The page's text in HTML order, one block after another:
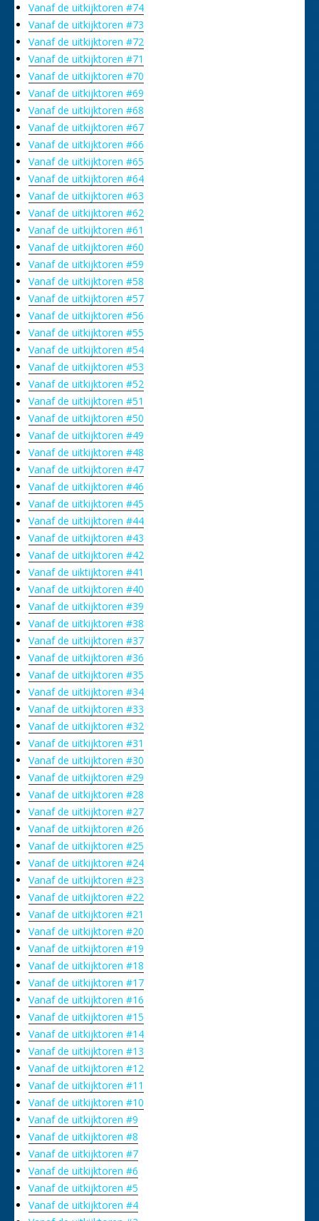
Vanaf de uitkijktoren #74
Vanaf de uitkijktoren #73
Vanaf de uitkijktoren #72
Vanaf de uitkijktoren #71
Vanaf de uitkijktoren #70
Vanaf de uitkijktoren #69
Vanaf de uitkijktoren #68
Vanaf de uitkijktoren #67
Vanaf de uitkijktoren #66
Vanaf de uitkijktoren #65
Vanaf de uitkijktoren #64
Vanaf de uitkijktoren #63
Vanaf de uitkijktoren #62
Vanaf de uitkijktoren #61
Vanaf de uitkijktoren #60
Vanaf de uitkijktoren #59
Vanaf de uitkijktoren #58
Vanaf de uitkijktoren #57
Vanaf de uitkijktoren #56
Vanaf de uitkijktoren #55
Vanaf de uitkijktoren #54
Vanaf de uitkijktoren #53
Vanaf de uitkijktoren #52
Vanaf de uitkijktoren #51
Vanaf de uitkijktoren #50
Vanaf de uitkijktoren #49
Vanaf de uitkijktoren #48
Vanaf de uitkijktoren #47
Vanaf de uitkijktoren #46
Vanaf de uitkijktoren #45
Vanaf de uitkijktoren #44
Vanaf de uitkijktoren #43
Vanaf de uitkijktoren #42
Vanaf de uiktijktoren #41
Vanaf de uitkijktoren #40
Vanaf de uitkijktoren #39
Vanaf de uitkijktoren #38
Vanaf de uitkijktoren #37
Vanaf de uitkijktoren #36
Vanaf de uitkijktoren #35
Vanaf de uitkijktoren #34
Vanaf de uitkijktoren #33
Vanaf de uitkijktoren #32
Vanaf de uitkijktoren #31
Vanaf de uitkijktoren #30
Vanaf de uitkijktoren #29
Vanaf de uitkijktoren #28
Vanaf de uitkijktoren #27
Vanaf de uitkijktoren #26
Vanaf de uitkijktoren #25
Vanaf de uitkijktoren #24
Vanaf de uitkijktoren #23
Vanaf de uitkijktoren #22
Vanaf de uitkijktoren #21
Vanaf de uitkijktoren #20
Vanaf de uitkijktoren #19
Vanaf de uitkijktoren #18
Vanaf de uitkijktoren #17
Vanaf de uitkijktoren #16
Vanaf de uitkijktoren #15
Vanaf de uitkijktoren #14
Vanaf de uitkijktoren #13
Vanaf de uitkijktoren #12
Vanaf de uitkijktoren #11
Vanaf de uitkijktoren #10
Vanaf de uitkijktoren #9
Vanaf de uitkijktoren #8
Vanaf de uitkijktoren #7
Vanaf de uitkijktoren #6
Vanaf de uitkijktoren #5
Vanaf de uitkijktoren #4